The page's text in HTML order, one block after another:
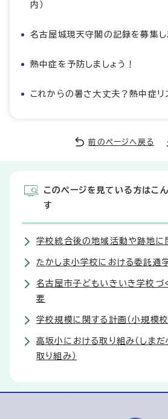
内）
名古屋城現天守閣の記録を募集し
熱中症を予防しましょう！
これからの暑さ大丈夫？熱中症リ
前のページへ戻る
このページを見ている方はこ
す
学校統合後の地域活動や跡地に
たかしま小学校における委託通
名古屋市子どもいきいき学校づ
要
学校規模に関する計画（小規模校
高坂小における取り組み（しま
取り組み）